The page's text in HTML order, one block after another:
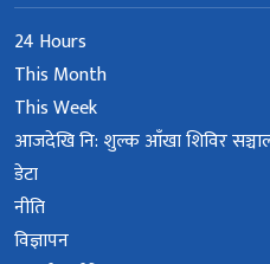
24 Hours
This Month
This Week
आजदेखि नि: शुल्क आँखा शिविर
डेटा
नीति
विज्ञापन